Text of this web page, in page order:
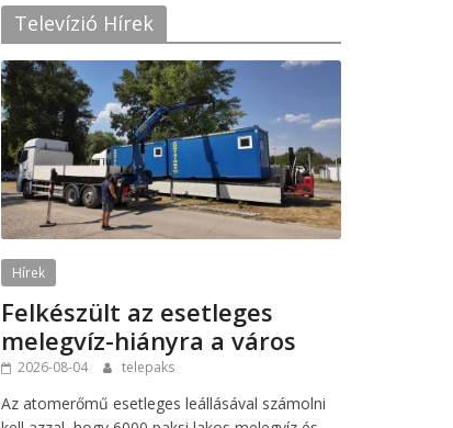
Televízió Hírek
Hírek
Felkészült az esetleges
melegvíz-hiányra a város
2026-08-04 telepaks
Az atomerőmű esetleges leállásával számolni